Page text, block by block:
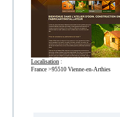
Localisation :
France >95510 Vienne-en-Arthies